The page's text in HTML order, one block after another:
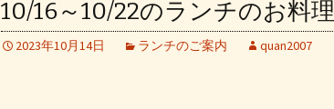
10/16～10/22のランチのお料理
2023年10月14日 ランチのご案内 quan2007